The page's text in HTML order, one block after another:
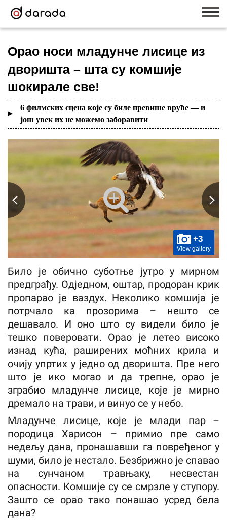
Орао носи младунче лисице из
дворишта – шта су комшије
шокирале све!
6 филмских сцена које су биле превише вруће — и
још увек их не можемо заборавити
+3
View gallery
Било је обично суботње јутро у мирном
предграђу. Одједном, оштар, продоран крик
пропарао је ваздух. Неколико комшија је
потрчало ка прозорима – нешто се
дешавало. И оно што су видели било је
тешко поверовати. Орао је летео високо
изнад кућа, раширених моћних крила и
очију упртих у једно од дворишта. Пре него
што је ико могао и да трепне, орао је
зграбио младунче лисице, које је мирно
дремало на трави, и винуо се у небо.
Младунче лисице, које је млади пар –
породица Харисон – примио пре само
недељу дана, пронашавши га повређеног у
шуми, било је нестало. Безбрижно је спавао
на сунчаном травњаку, несвестан
опасности. Комшије су се смрзле у ступору.
Зашто се орао тако понашао усред бела
дана?